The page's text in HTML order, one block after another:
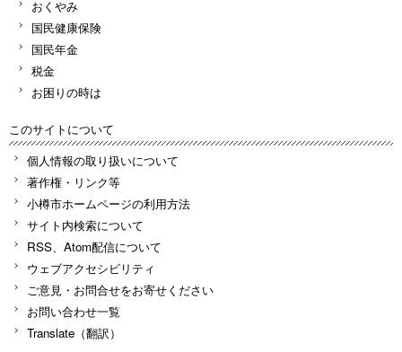
おくやみ
国民健康保険
国民年金
税金
お困りの時は
このサイトについて
個人情報の取り扱いについて
著作権・リンク等
小樽市ホームページの利用方法
サイト内検索について
RSS、Atom配信について
ウェブアクセシビリティ
ご意見・お問合せをお寄せください
お問い合わせ一覧
Translate（翻訳）